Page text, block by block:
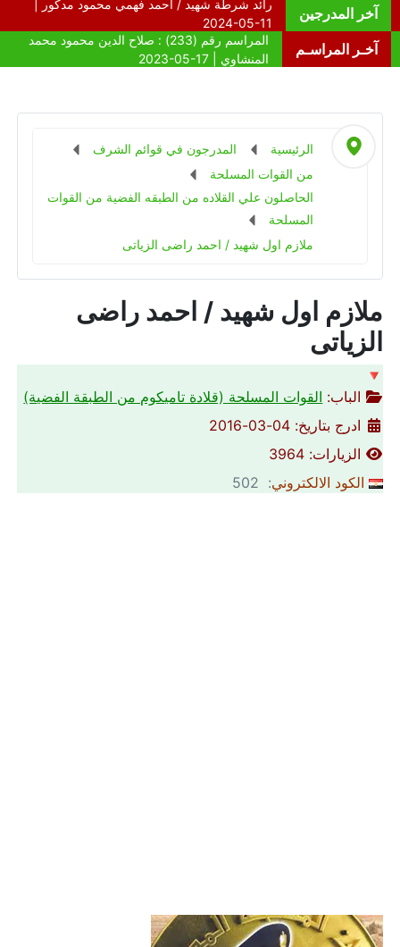
آخر المدرجين
آخـر المراسـم
الرئيسية
المدرجون في قوائم الشرف
من القوات المسلحة
الحاصلون علي القلاده من الطبقه الفضية من القوات
المسلحة
ملازم اول شهيد / احمد راضى الزياتى
ملازم اول شهيد / احمد راضى
الزياتى
🔻
الباب: القوات المسلحة (قلادة تاميكوم من الطبقة الفضية)
ادرج بتاريخ: 04-03-2016
الزيارات: 3964
الكود الالكتروني: 502